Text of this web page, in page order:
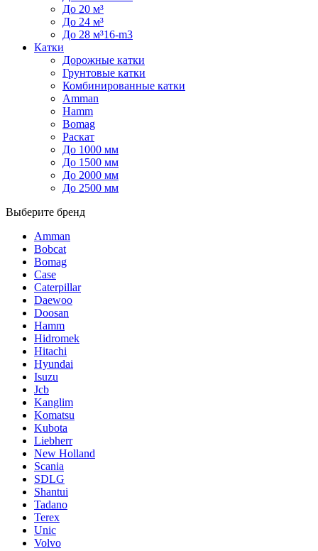
До 20 м³
До 24 м³
До 28 м³16-m3
Катки
Дорожные катки
Грунтовые катки
Комбинированные катки
Amman
Hamm
Bomag
Раскат
До 1000 мм
До 1500 мм
До 2000 мм
До 2500 мм
Выберите бренд
Amman
Bobcat
Bomag
Case
Caterpillar
Daewoo
Doosan
Hamm
Hidromek
Hitachi
Hyundai
Isuzu
Jcb
Kanglim
Komatsu
Kubota
Liebherr
New Holland
Scania
SDLG
Shantui
Tadano
Terex
Unic
Volvo